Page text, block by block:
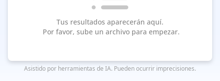
Tus resultados aparecerán aquí.
‎ Por favor, sube un archivo para empezar.
Asistido por herramientas de IA. Pueden ocurrir imprecisiones.